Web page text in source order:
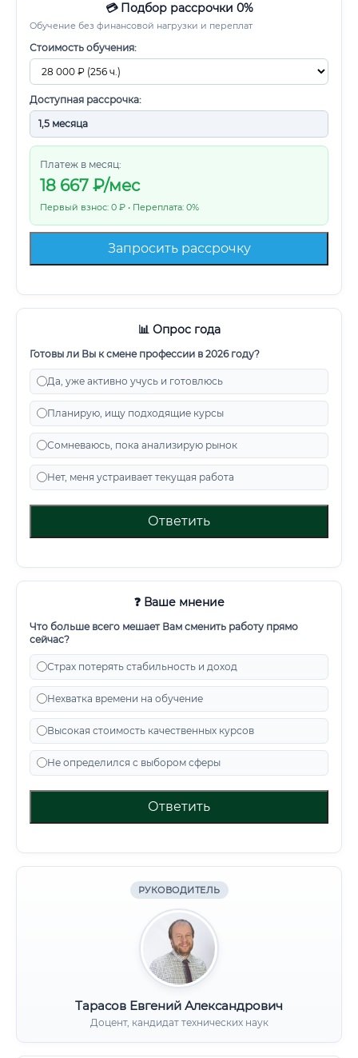
💳 Подбор рассрочки 0%
Обучение без финансовой нагрузки и переплат
Стоимость обучения:
Доступная рассрочка:
Платеж в месяц:
18 667 ₽/мес
Первый взнос: 0 ₽ • Переплата: 0%
Запросить рассрочку
📊 Опрос года
Готовы ли Вы к смене профессии в 2026 году?
Да, уже активно учусь и готовлюсь
Планирую, ищу подходящие курсы
Сомневаюсь, пока анализирую рынок
Нет, меня устраивает текущая работа
Ответить
❓ Ваше мнение
Что больше всего мешает Вам сменить работу прямо
сейчас?
Страх потерять стабильность и доход
Нехватка времени на обучение
Высокая стоимость качественных курсов
Не определился с выбором сферы
Ответить
РУКОВОДИТЕЛЬ
Тарасов Евгений Александрович
Доцент, кандидат технических наук